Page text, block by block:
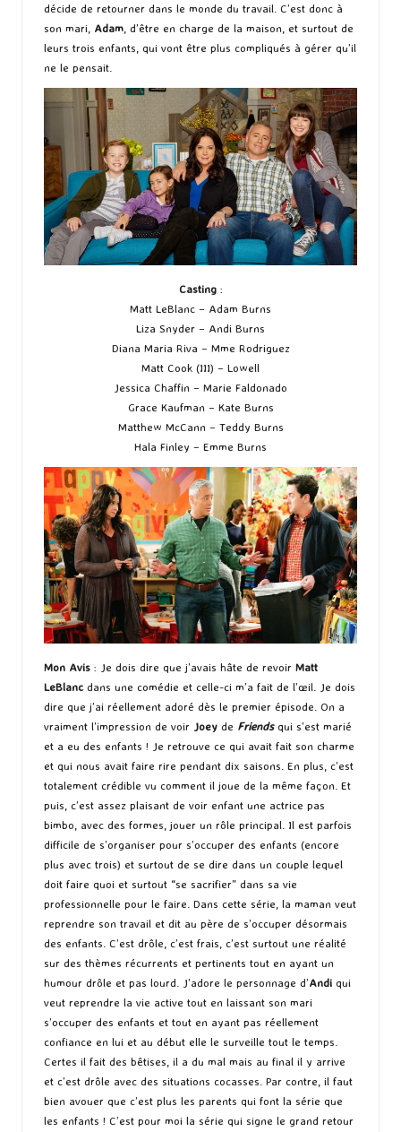
décide de retourner dans le monde du travail. C’est donc à
son mari, Adam, d’être en charge de la maison, et surtout de
leurs trois enfants, qui vont être plus compliqués à gérer qu’il
ne le pensait.
Casting:
Matt LeBlanc – Adam Burns
Liza Snyder – Andi Burns
Diana Maria Riva – Mme Rodriguez
Matt Cook (III) – Lowell
Jessica Chaffin – Marie Faldonado
Grace Kaufman – Kate Burns
Matthew McCann – Teddy Burns
Hala Finley – Emme Burns
Mon Avis : Je dois dire que j’avais hâte de revoir Matt
LeBlanc dans une comédie et celle-ci m’a fait de l’œil. Je dois
dire que j’ai réellement adoré dès le premier épisode. On a
vraiment l’impression de voir Joey de Friendsqui s’est marié
et a eu des enfants ! Je retrouve ce qui avait fait son charme
et qui nous avait faire rire pendant dix saisons. En plus, c’est
totalement crédible vu comment il joue de la même façon. Et
puis, c’est assez plaisant de voir enfant une actrice pas
bimbo, avec des formes, jouer un rôle principal. Il est parfois
difficile de s’organiser pour s’occuper des enfants (encore
plus avec trois) et surtout de se dire dans un couple lequel
doit faire quoi et surtout “se sacrifier” dans sa vie
professionnelle pour le faire. Dans cette série, la maman veut
reprendre son travail et dit au père de s’occuper désormais
des enfants. C’est drôle, c’est frais, c’est surtout une réalité
sur des thèmes récurrents et pertinents tout en ayant un
humour drôle et pas lourd. J’adore le personnage d’Andi qui
veut reprendre la vie active tout en laissant son mari
s’occuper des enfants et tout en ayant pas réellement
confiance en lui et au début elle le surveille tout le temps.
Certes il fait des bêtises, il a du mal mais au final il y arrive
et c’est drôle avec des situations cocasses. Par contre, il faut
bien avouer que c’est plus les parents qui font la série que
les enfants ! C’est pour moi la série qui signe le grand retour